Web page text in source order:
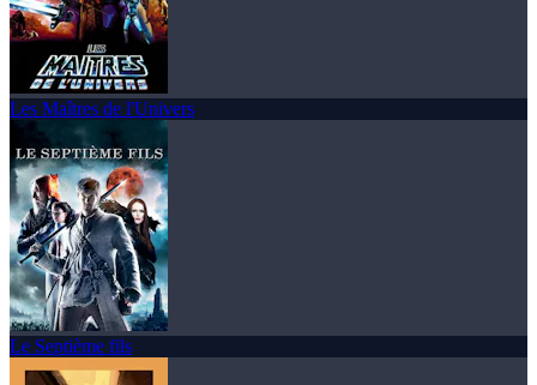
Les Maîtres de l'Univers
Le Septième fils